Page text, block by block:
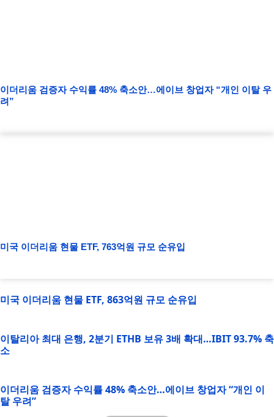
이더리움 검증자 수익률 48% 축소안…에이브 창업자 “개인 이탈 우
려”
미국 이더리움 현물 ETF, 763억원 규모 순유입
미국 이더리움 현물 ETF, 863억원 규모 순유입
이탈리아 최대 은행, 2분기 ETHB 보유 3배 확대…IBIT 93.7% 축
소
이더리움 검증자 수익률 48% 축소안…에이브 창업자 “개인 이
탈 우려”